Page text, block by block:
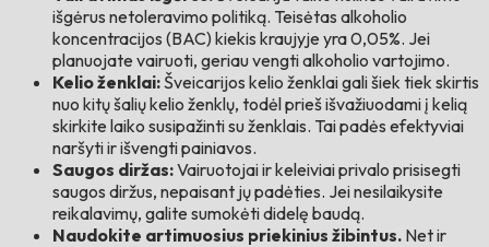
išgėrus netoleravimo politiką. Teisėtas alkoholio
koncentracijos (BAC) kiekis kraujyje yra 0,05%. Jei
planuojate vairuoti, geriau vengti alkoholio vartojimo.
Kelio ženklai:Šveicarijos kelio ženklai gali šiek tiek skirtis
nuo kitų šalių kelio ženklų, todėl prieš išvažiuodami į kelią
skirkite laiko susipažinti su ženklais. Tai padės efektyviai
naršyti ir išvengti painiavos.
Saugos diržas:Vairuotojai ir keleiviai privalo prisisegti
saugos diržus, nepaisant jų padėties. Jei nesilaikysite
reikalavimų, galite sumokėti didelę baudą.
Naudokite artimuosius priekinius žibintus. Net ir